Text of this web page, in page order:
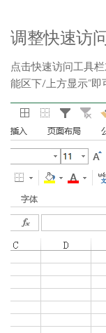
调整快速访
点击快速访问工具
能区下/上方显示”即